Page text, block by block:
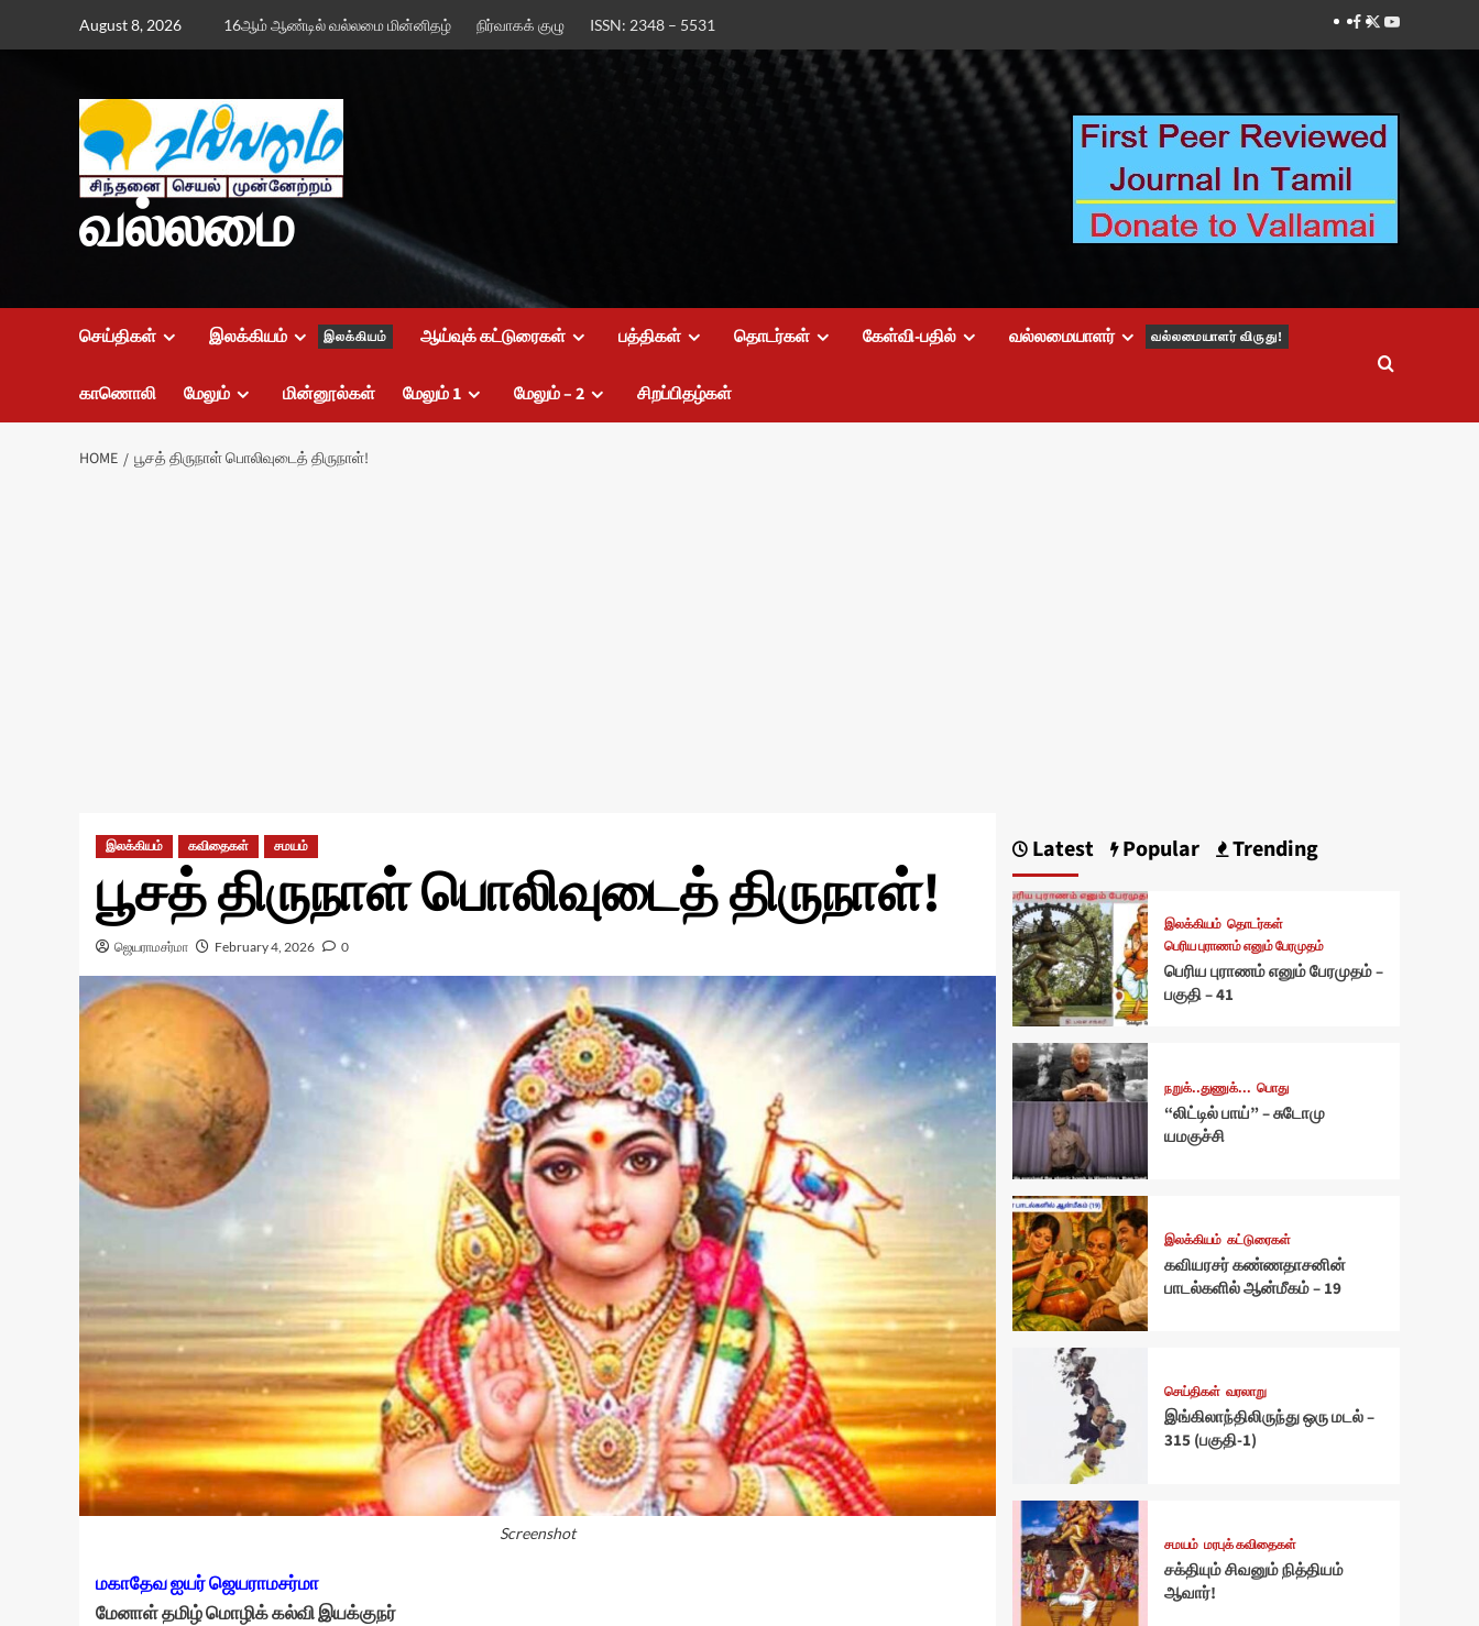
August 8, 2026 16ஆம் ஆண்டில் வல்லமை மின்னிதழ் நிர்வாகக் குழு ISSN: 2348 – 5531 Facebook
TwitterYoutube
வல்லமை
செய்திகள் இலக்கியம் இலக்கியம் ஆய்வுக் கட்டுரைகள் பத்திகள் தொடர்கள் கேள்வி-பதில் வல்லமையாளர் வல்லமையாளர் விருது!
காணொலி மேலும் மின்னூல்கள் மேலும் 1 மேலும் – 2 சிறப்பிதழ்கள்
HOME பூசத் திருநாள் பொலிவுடைத் திருநாள்!
இலக்கியம் கவிதைகள் சமயம்
பூசத் திருநாள் பொலிவுடைத் திருநாள்!
ஜெயராமசர்மா February 4, 2026 0
Screenshot
மகாதேவ ஐயர் ஜெயராமசர்மா
மேனாள் தமிழ் மொழிக் கல்வி இயக்குநர்
Latest Popular Trending
இலக்கியம் தொடர்கள்
பெரிய புராணம் எனும் பேரமுதம்
பெரிய புராணம் எனும் பேரமுதம் –
பகுதி – 41
நறுக்..துணுக்... பொது
“லிட்டில் பாய்” – சுடோமு
யமகுச்சி
இலக்கியம் கட்டுரைகள்
கவியரசர் கண்ணதாசனின்
பாடல்களில் ஆன்மீகம் – 19
செய்திகள் வரலாறு
இங்கிலாந்திலிருந்து ஒரு மடல் –
315 (பகுதி-1)
சமயம் மரபுக் கவிதைகள்
சக்தியும் சிவனும் நித்தியம்
ஆவார்!